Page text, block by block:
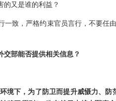
的又是谁的利益？
致，严格约束官员言行，不要任
交部能否提供相关信息？
境下，为了防卫而提升威慑力、防